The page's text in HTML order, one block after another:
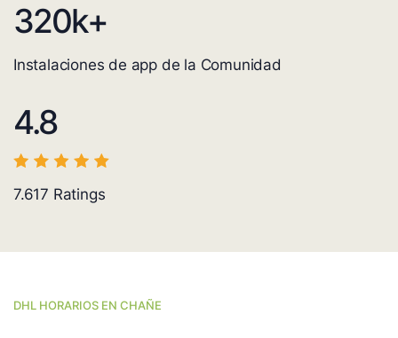
320k+
Instalaciones de app de la Comunidad
4.8
7.617 Ratings
DHL HORARIOS EN CHAÑE